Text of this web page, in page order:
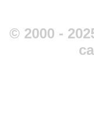
© 2000 -